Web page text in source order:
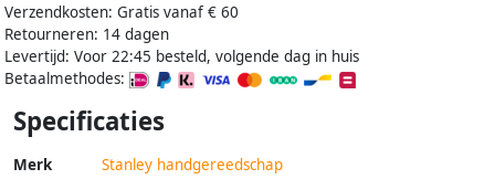
Verzendkosten: Gratis vanaf € 60
Retourneren: 14 dagen
Levertijd: Voor 22:45 besteld, volgende dag in huis
Betaalmethodes:
Specificaties
Merk Stanley handgereedschap